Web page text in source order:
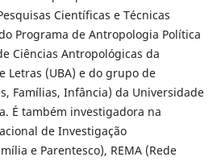
Científicas e Técnicas
Programa de Antropologia Política
Ciências Antropológicas da
Letras (UBA) e do grupo de
Famílias, Infância) da Universidade
É também investigadora na
de Investigação
e Parentesco), REMA (Rede